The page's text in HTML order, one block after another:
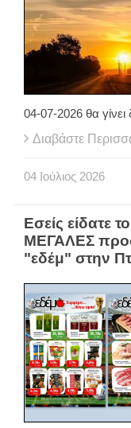
04-07-2026 θα
Διαβάστε
04 Ιούλιος 2026
Εσείς είδατε
ΜΕΓΑΛΕΣ
"εδέμ" στην